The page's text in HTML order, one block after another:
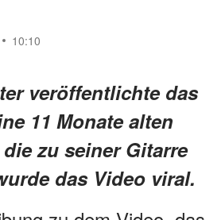
10:10
veröffentlichte das
11 Monate alten
zu seiner Gitarre
das Video viral.